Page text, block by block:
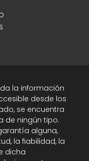
la información
desde los
se encuentra
de ningún tipo.
alguna,
la fiabilidad, la
dicha